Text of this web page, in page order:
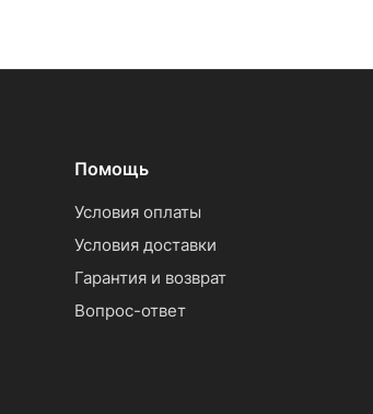
Помощь
Условия оплаты
Условия доставки
Гарантия и возврат
Вопрос-ответ